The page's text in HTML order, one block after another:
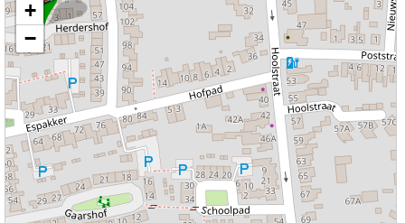
+
−